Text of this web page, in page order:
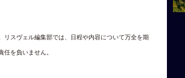
スヴェル編集部では、日程や内容について万全を期
を負いません。
開業50周年に合わせ「ザ ビュッフェ
アット ハイアット」のメニューを刷